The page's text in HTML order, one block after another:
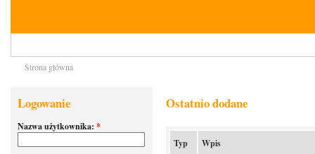
Strona główna
Logowanie
Nazwa użytkownika: *
Ostatnio dodane
Typ Wpis